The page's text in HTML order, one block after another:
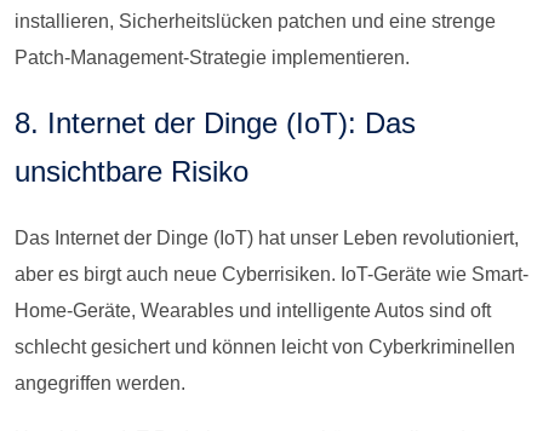
installieren, Sicherheitslücken patchen und eine strenge
Patch-Management-Strategie implementieren.
8. Internet der Dinge (IoT): Das
unsichtbare Risiko
Das Internet der Dinge (IoT) hat unser Leben revolutioniert,
aber es birgt auch neue Cyberrisiken. IoT-Geräte wie Smart-
Home-Geräte, Wearables und intelligente Autos sind oft
schlecht gesichert und können leicht von Cyberkriminellen
angegriffen werden.